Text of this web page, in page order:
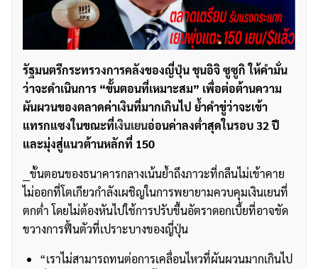
รัฐมนตรีกระทรวงการคลังของญี่ปุ่น ชุนอิจิ ซูซูกิ ให้คำมั่น
ว่าจะดำเนินการ “ขั้นตอนที่เหมาะสม” เพื่อต่อต้านความ
ผันผวนของตลาดค่าเงินที่มากเกินไป ย้ำคำขู่ว่าจะเข้า
แทรกแซงในขณะที่เงินเยนอ่อนค่าลงต่ำสุดในรอบ 32 ปี
และมุ่งสู่แนวต้านหลักที่ 150
__ขั้นตอนของธนาคารกลางเน้นย้ำถึงภาวะที่กลืนไม่เข้าคาย
ไม่ออกที่โตเกียวกำลังเผชิญในการพยายามควบคุมเงินเยนที่
ตกต่ำ โดยไม่ต้องหันไปใช้การปรับขึ้นอัตราดอกเบี้ยที่อาจขัด
ขวางการฟื้นตัวที่เปราะบางของญี่ปุ่น
“เราไม่สามารถทนต่อการเคลื่อนไหวที่ผันผวนมากเกินไป